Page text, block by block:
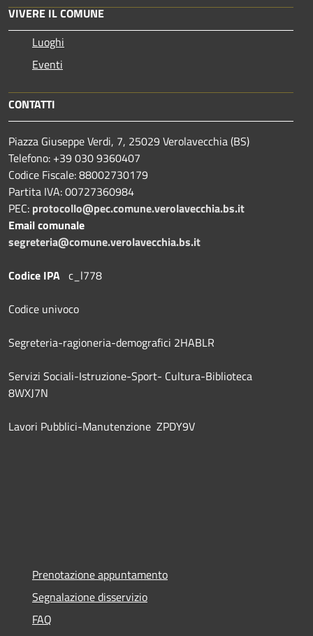
VIVERE IL COMUNE
Luoghi
Eventi
CONTATTI
Piazza Giuseppe Verdi, 7, 25029 Verolavecchia (BS)
Telefono: +39 030 9360407
Codice Fiscale: 88002730179
Partita IVA: 00727360984
PEC: protocollo@pec.comune.verolavecchia.bs.it
Email comunale
segreteria@comune.verolavecchia.bs.it
Codice IPA c_l778
Codice univoco
Segreteria-ragioneria-demografici 2HABLR
Servizi Sociali-Istruzione-Sport- Cultura-Biblioteca
8WXJ7N
Lavori Pubblici-Manutenzione ZPDY9V
Prenotazione appuntamento
Segnalazione disservizio
FAQ